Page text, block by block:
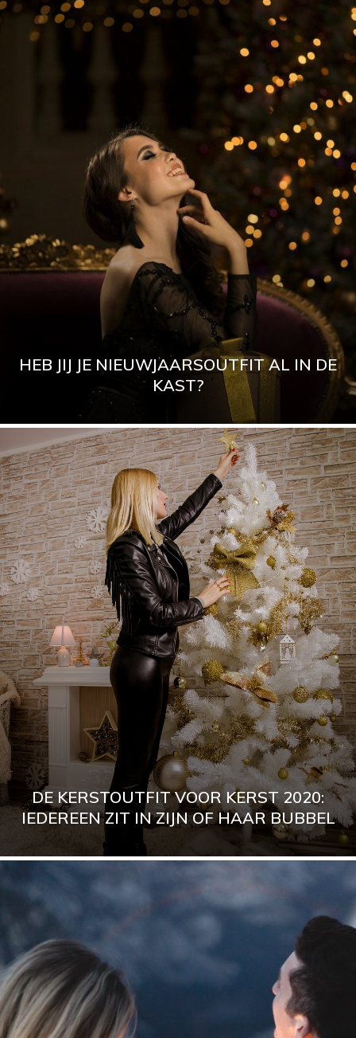
HEB JIJ JE NIEUWJAARSOUTFIT AL IN DE
KAST?
DE KERSTOUTFIT VOOR KERST 2020:
IEDEREEN ZIT IN ZIJN OF HAAR BUBBEL